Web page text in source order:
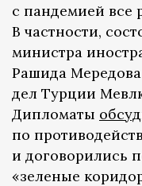
с пандемией все
В частности,
министра
Рашида
дел Турции
Дипломаты
по
и договорились
«зеленые